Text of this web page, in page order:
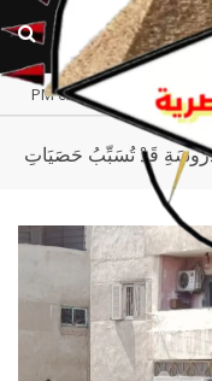
أخر تحديث 02:09:59 PM
الْمَدْرُوسَةِ قَدْ تُسَبِّبُ